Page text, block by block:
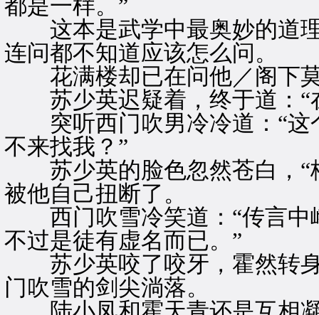
都是一样。”
这本是武学中最奥妙的道理
连问都不知道应该怎么问。
花满楼却已在问他／阁下莫
苏少英迟疑着，终于道：“
突听西门吹男冷冷道：“这
不来找我？”
苏少英的脸色忽然苍白，“
被他自己扭断了。
西门吹雪冷笑道：“传言中
不过是徒有虚名而已。”
苏少英咬了咬牙，霍然转身
门吹雪的剑尖淌落。